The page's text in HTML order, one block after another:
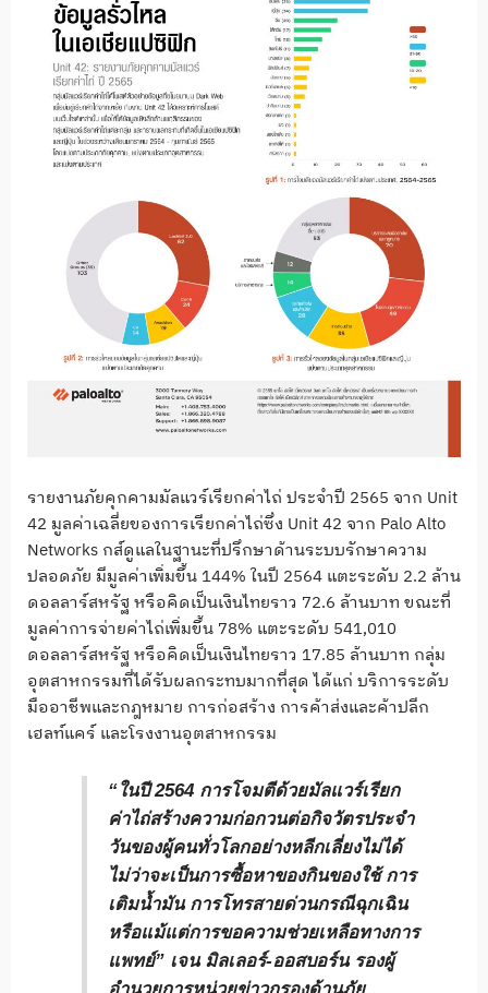
รายงานภัยคุกคามมัลแวร์เรียกค่าไถ่ ประจำปี 2565 จาก Unit
42 มูลค่าเฉลี่ยของการเรียกค่าไถ่ซึ่ง Unit 42 จาก Palo Alto
Networks กส์ดูแลในฐานะที่ปรึกษาด้านระบบรักษาความ
ปลอดภัย มีมูลค่าเพิ่มขึ้น 144% ในปี 2564 แตะระดับ 2.2 ล้าน
ดอลลาร์สหรัฐ หรือคิดเป็นเงินไทยราว 72.6 ล้านบาท ขณะที่
มูลค่าการจ่ายค่าไถ่เพิ่มขึ้น 78% แตะระดับ 541,010
ดอลลาร์สหรัฐ หรือคิดเป็นเงินไทยราว 17.85 ล้านบาท กลุ่ม
อุตสาหกรรมที่ได้รับผลกระทบมากที่สุด ได้แก่ บริการระดับ
มืออาชีพและกฎหมาย การก่อสร้าง การค้าส่งและค้าปลีก
เฮลท์แคร์ และโรงงานอุตสาหกรรม
“ในปี 2564 การโจมตีด้วยมัลแวร์เรียก
ค่าไถ่สร้างความก่อกวนต่อกิจวัตรประจำ
วันของผู้คนทั่วโลกอย่างหลีกเลี่ยงไม่ได้
ไม่ว่าจะเป็นการซื้อหาของกินของใช้ การ
เติมน้ำมัน การโทรสายด่วนกรณีฉุกเฉิน
หรือแม้แต่การขอความช่วยเหลือทางการ
แพทย์” เจน มิลเลอร์-ออสบอร์น รองผู้
อำนวยการหน่วยข่าวกรองด้านภัย